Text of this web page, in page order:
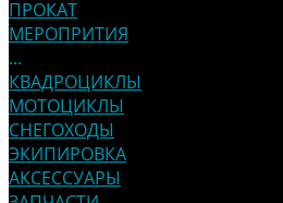
ПРОКАТ
МЕРОПРИТИЯ
...
КВАДРОЦИКЛЫ
МОТОЦИКЛЫ
СНЕГОХОДЫ
ЭКИПИРОВКА
АКСЕССУАРЫ